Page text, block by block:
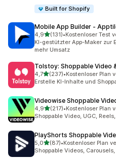
Built for Shopify
Mobile App Builder ‑
4,9von 5 Sternen
(131)
131 Rezensionen insgesamt
•Kostenloser Test
KI-gestützter App-Maker zur
mehr Umsatz
Tolstoy: Shoppable Video
4,7von 5 Sternen
(237)
237 Rezensionen insgesamt
•Kostenloser Plan
Erstelle KI-Inhalte und
Videowise Shoppable
4,9von 5 Sternen
(217)
217 Rezensionen insgesamt
•Kostenloser Plan
Shoppable Video, UGC,
PlayShorts Shoppable
5,0von 5 Sternen
(87)
87 Rezensionen insgesamt
•Kostenloser Plan
Shoppable Videos,